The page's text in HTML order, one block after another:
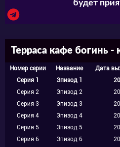
обожающая розыгрыши,
переодевания и каратэ.
Рихо Цукишима,
обучением в колледже.
– внучка известной
снималась в фильмах,
маленькой, кое-кто до
потешную малышку.
Ширагику Оно,
будет
Терраса кафе богинь -
Номер серии Название Дата
Серия 1
Эпизод 1
Серия 2
Эпизод 2
Серия 3
Эпизод 3
Серия 4
Эпизод 4
Серия 5
Эпизод 5
Серия 6
Эпизод 6